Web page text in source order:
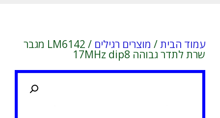
עמוד הבית/ מוצרים רגילים / LM6142 מגבר
שרת לתדר גבוהה 17MHz dip8